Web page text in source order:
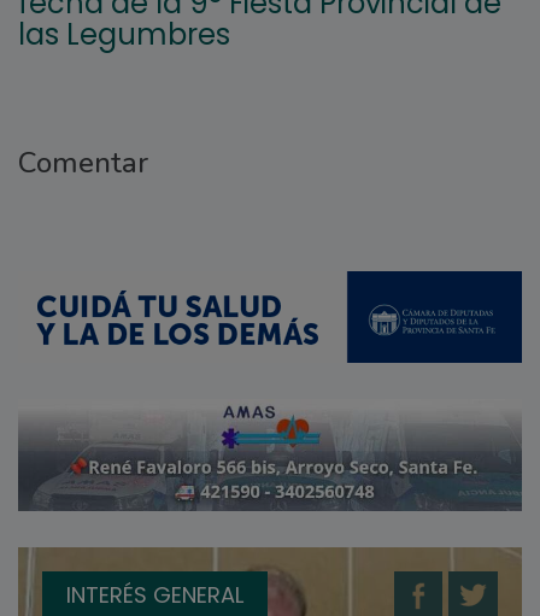
las Legumbres
Comentar
INTERÉS GENERAL